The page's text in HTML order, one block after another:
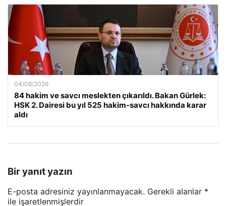
04/08/2026
84 hakim ve savcı meslekten çıkarıldı. Bakan Gürlek:
HSK 2. Dairesi bu yıl 525 hakim-savcı hakkında karar
aldı
Bir yanıt yazın
E-posta adresiniz yayınlanmayacak. Gerekli alanlar *
ile işaretlenmişlerdir